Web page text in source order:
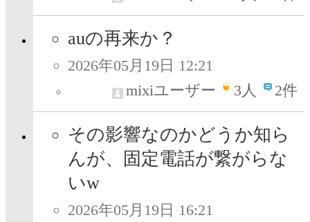
auの再来か？
2026年05月19日 12:21
mixiユーザー
3人 2件
その影響なのかどうか知ら
んが、固定電話が繋がらな
いw
2026年05月19日 16:21